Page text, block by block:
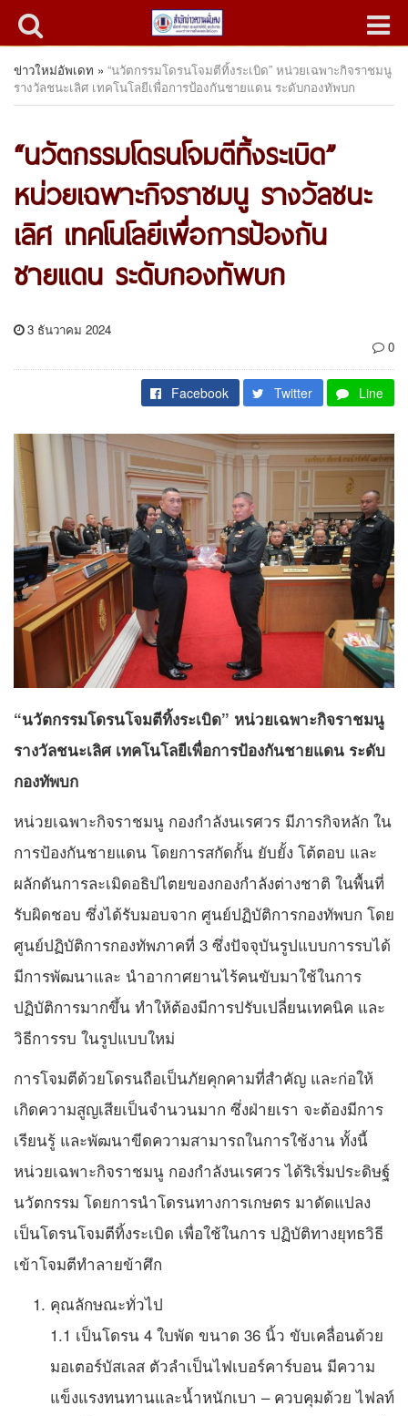
ข่าวใหม่อัพเดท » “นวัตกรรมโดรนโจมตีทิ้งระเบิด” หน่วยเฉพาะกิจราชมนู
รางวัลชนะเลิศ เทคโนโลยีเพื่อการป้องกันชายแดน ระดับกองทัพบก
“นวัตกรรมโดรนโจมตีทิ้งระเบิด”
หน่วยเฉพาะกิจราชมนู รางวัลชนะ
เลิศ เทคโนโลยีเพื่อการป้องกัน
ชายแดน ระดับกองทัพบก
3 ธันวาคม 2024
0
Facebook Twitter Line
“นวัตกรรมโดรนโจมตีทิ้งระเบิด” หน่วยเฉพาะกิจราชมนู
รางวัลชนะเลิศ เทคโนโลยีเพื่อการป้องกันชายแดน ระดับ
กองทัพบก
หน่วยเฉพาะกิจราชมนู กองกำลังนเรศวร มีภารกิจหลัก ใน
การป้องกันชายแดน โดยการสกัดกั้น ยับยั้ง โต้ตอบ และ
ผลักดันการละเมิดอธิปไตยของกองกำลังต่างชาติ ในพื้นที่
รับผิดชอบ ซึ่งได้รับมอบจาก ศูนย์ปฏิบัติการกองทัพบก โดย
ศูนย์ปฏิบัติการกองทัพภาคที่ 3 ซึ่งปัจจุบันรูปแบบการรบได้
มีการพัฒนาและ นำอากาศยานไร้คนขับมาใช้ในการ
ปฏิบัติการมากขึ้น ทำให้ต้องมีการปรับเปลี่ยนเทคนิค และ
วิธีการรบ ในรูปแบบใหม่
การโจมตีด้วยโดรนถือเป็นภัยคุกคามที่สำคัญ และก่อให้
เกิดความสูญเสียเป็นจำนวนมาก ซึ่งฝ่ายเรา จะต้องมีการ
เรียนรู้ และพัฒนาขีดความสามารถในการใช้งาน ทั้งนี้
หน่วยเฉพาะกิจราชมนู กองกำลังนเรศวร ได้ริเริ่มประดิษฐ์
นวัตกรรม โดยการนำโดรนทางการเกษตร มาดัดแปลง
เป็นโดรนโจมตีทิ้งระเบิด เพื่อใช้ในการ ปฏิบัติทางยุทธวิธี
เข้าโจมตีทำลายข้าศึก
คุณลักษณะทั่วไป
1.1 เป็นโดรน 4 ใบพัด ขนาด 36 นิ้ว ขับเคลื่อนด้วย
มอเตอร์บัสเลส ตัวลำเป็นไฟเบอร์คาร์บอน มีความ
แข็งแรงทนทานและน้ำหนักเบา – ควบคุมด้วย ไฟลท์